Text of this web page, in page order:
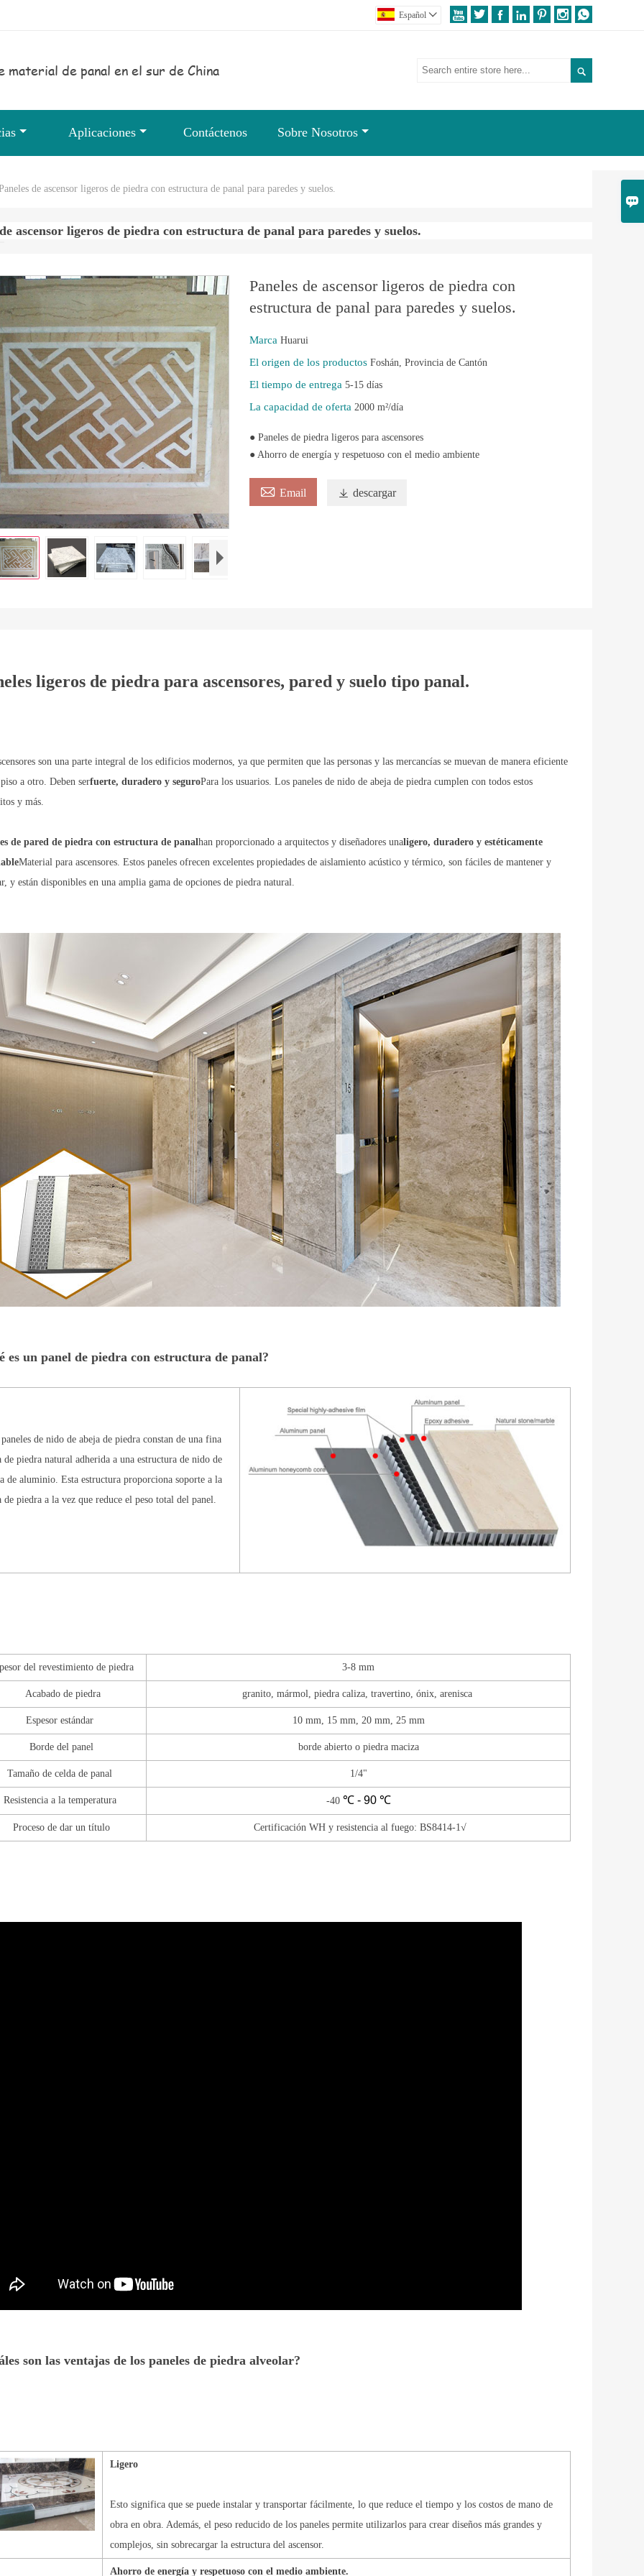

      
Español 
de panal en el sur de China 
Aplicaciones Contáctenos Sobre Nosotros
de ascensor ligeros de piedra con estructura de panal para paredes y suelos.
ascensor ligeros de piedra con estructura de panal para paredes y suelos.
Paneles de ascensor ligeros de piedra con
estructura de panal para paredes y suelos.
Marca Huarui
El origen de los productos Foshán, Provincia de Cantón
El tiempo de entrega 5-15 días
La capacidad de oferta 2000 m²/día
● Paneles de piedra ligeros para ascensores
● Ahorro de energía y respetuoso con el medio ambiente
 Email  descargar
ligeros de piedra para ascensores, pared y suelo tipo panal.
son una parte integral de los edificios modernos, ya que permiten que las personas y las mercancías se muevan de manera eficiente
a otro. Deben serfuerte, duradero y seguroPara los usuarios. Los paneles de nido de abeja de piedra cumplen con todos estos
y más.
de pared de piedra con estructura de panalhan proporcionado a arquitectos y diseñadores unaligero, duradero y estéticamente
Material para ascensores. Estos paneles ofrecen excelentes propiedades de aislamiento acústico y térmico, son fáciles de mantener y
y están disponibles en una amplia gama de opciones de piedra natural.
es un panel de piedra con estructura de panal?
de nido de abeja de piedra constan de una fina
de piedra natural adherida a una estructura de nido de
de aluminio. Esta estructura proporciona soporte a la
de piedra a la vez que reduce el peso total del panel.
del revestimiento de piedra 3-8 mm
Acabado de piedra granito, mármol, piedra caliza, travertino, ónix, arenisca
Espesor estándar 10 mm, 15 mm, 20 mm, 25 mm
Borde del panel borde abierto o piedra maciza
Tamaño de celda de panal 1/4"
Resistencia a la temperatura -40 ℃ - 90℃
Proceso de dar un título Certificación WH y resistencia al fuego: BS8414-1√
son las ventajas de los paneles de piedra alveolar?
Ligero
Esto significa que se puede instalar y transportar fácilmente, lo que reduce el tiempo y los costos de mano de
obra en obra. Además, el peso reducido de los paneles permite utilizarlos para crear diseños más grandes y
complejos, sin sobrecargar la estructura del ascensor.
Ahorro de energía y respetuoso con el medio ambiente.